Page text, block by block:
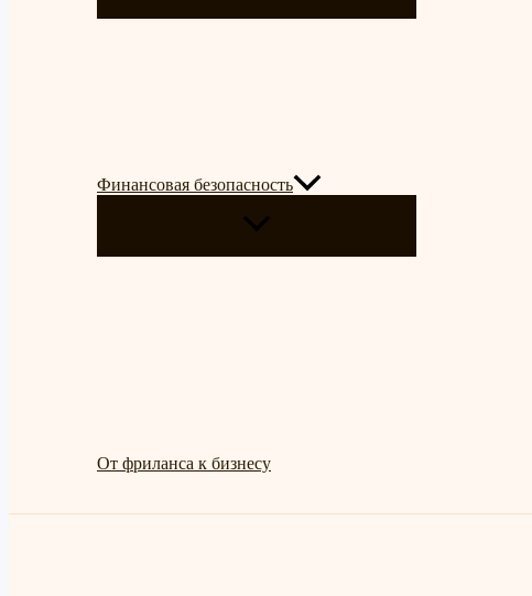
МЕНЮ
Финансовая безопасность
ПЕРЕКЛЮЧАТЕЛЬ
МЕНЮ
От фриланса к бизнесу